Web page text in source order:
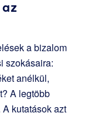
a bizalom
szokásaira:
anélkül,
A legtöbb
A kutatások azt